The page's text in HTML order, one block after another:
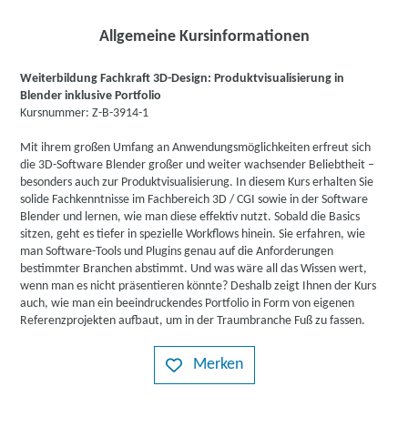
Allgemeine Kursinformationen
Weiterbildung Fachkraft 3D-Design: Produktvisualisierung in
Blender inklusive Portfolio
Kursnummer: Z-B-3914-1
Mit ihrem großen Umfang an Anwendungsmöglichkeiten erfreut sich
die 3D-Software Blender großer und weiter wachsender Beliebtheit –
besonders auch zur Produktvisualisierung. In diesem Kurs erhalten Sie
solide Fachkenntnisse im Fachbereich 3D / CGI sowie in der Software
Blender und lernen, wie man diese effektiv nutzt. Sobald die Basics
sitzen, geht es tiefer in spezielle Workflows hinein. Sie erfahren, wie
man Software-Tools und Plugins genau auf die Anforderungen
bestimmter Branchen abstimmt. Und was wäre all das Wissen wert,
wenn man es nicht präsentieren könnte? Deshalb zeigt Ihnen der Kurs
auch, wie man ein beeindruckendes Portfolio in Form von eigenen
Referenzprojekten aufbaut, um in der Traumbranche Fuß zu fassen.
Merken